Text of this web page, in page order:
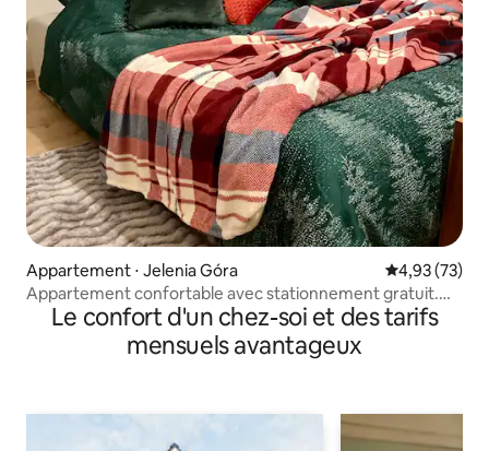
Appartement ⋅ Jelenia Góra Évaluation
4,93 (73)
Appartement confortable avec stationnement gratuit.
Vue sur la montagne
Le confort d'un chez-soi et des tarifs
mensuels avantageux